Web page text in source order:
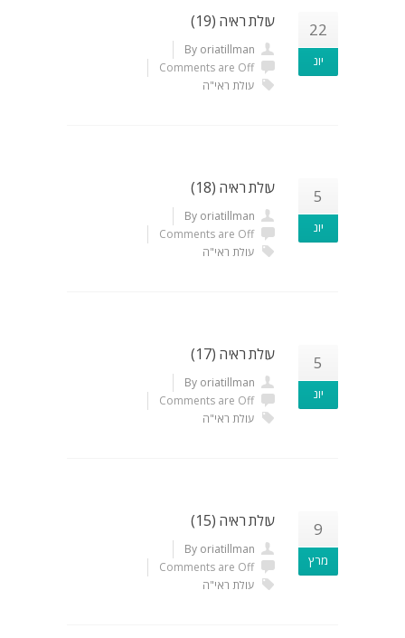
22
יונ
עולת ראיה (19)
By oriatillman
Comments are Off
עולת ראי"ה
5
יונ
עולת ראיה (18)
By oriatillman
Comments are Off
עולת ראי"ה
5
יונ
עולת ראיה (17)
By oriatillman
Comments are Off
עולת ראי"ה
9
מרץ
עולת ראיה (15)
By oriatillman
Comments are Off
עולת ראי"ה